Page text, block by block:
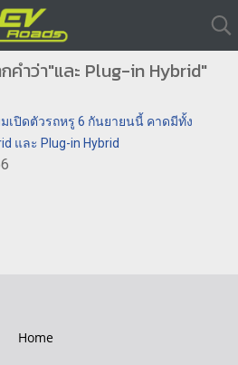
คำว่า"และ Plug-in Hybrid"
เปิดตัวรถหรู 6 กันยายนนี้ คาดมีทั้ง
และ Plug-in Hybrid
Home